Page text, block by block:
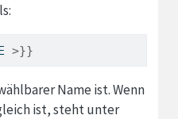
>}}
Name ist. Wenn
ist, steht unter